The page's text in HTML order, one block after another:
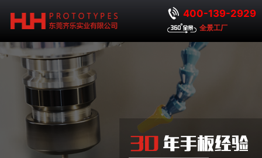
400-139-2929
全景工厂